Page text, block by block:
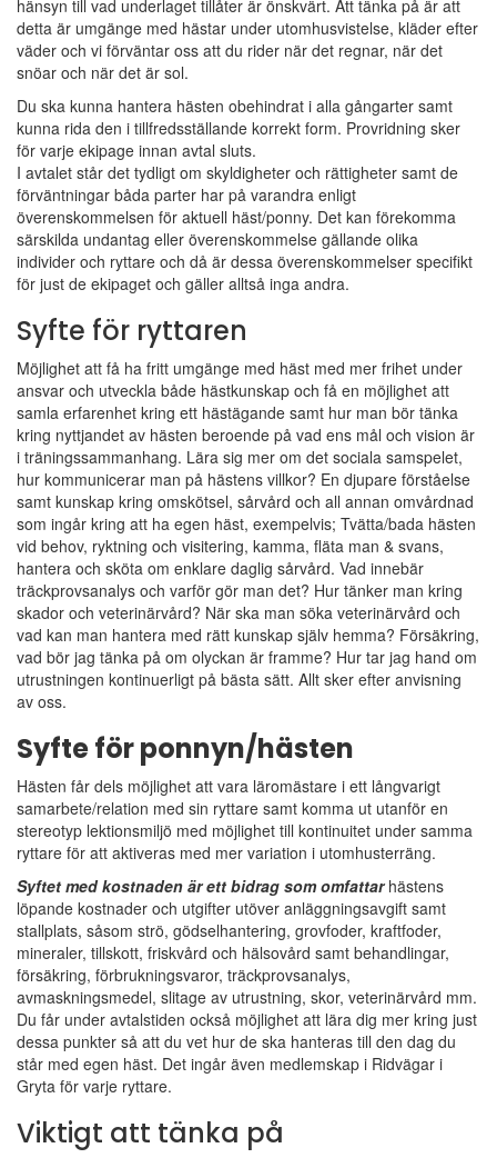
hänsyn till vad underlaget tillåter är önskvärt. Att tänka på är att
detta är umgänge med hästar under utomhusvistelse, kläder efter
väder och vi förväntar oss att du rider när det regnar, när det
snöar och när det är sol.
Du ska kunna hantera hästen obehindrat i alla gångarter samt
kunna rida den i tillfredsställande korrekt form. Provridning sker
för varje ekipage innan avtal sluts.
I avtalet står det tydligt om skyldigheter och rättigheter samt de
förväntningar båda parter har på varandra enligt
överenskommelsen för aktuell häst/ponny. Det kan förekomma
särskilda undantag eller överenskommelse gällande olika
individer och ryttare och då är dessa överenskommelser specifikt
för just de ekipaget och gäller alltså inga andra.
Syfte för ryttaren
Möjlighet att få ha fritt umgänge med häst med mer frihet under
ansvar och utveckla både hästkunskap och få en möjlighet att
samla erfarenhet kring ett hästägande samt hur man bör tänka
kring nyttjandet av hästen beroende på vad ens mål och vision är
i träningssammanhang. Lära sig mer om det sociala samspelet,
hur kommunicerar man på hästens villkor? En djupare förståelse
samt kunskap kring omskötsel, sårvård och all annan omvårdnad
som ingår kring att ha egen häst, exempelvis; Tvätta/bada hästen
vid behov, ryktning och visitering, kamma, fläta man & svans,
hantera och sköta om enklare daglig sårvård. Vad innebär
träckprovsanalys och varför gör man det? Hur tänker man kring
skador och veterinärvård? När ska man söka veterinärvård och
vad kan man hantera med rätt kunskap själv hemma? Försäkring,
vad bör jag tänka på om olyckan är framme? Hur tar jag hand om
utrustningen kontinuerligt på bästa sätt. Allt sker efter anvisning
av oss.
Syfte för ponnyn/hästen
Hästen får dels möjlighet att vara läromästare i ett långvarigt
samarbete/relation med sin ryttare samt komma ut utanför en
stereotyp lektionsmiljö med möjlighet till kontinuitet under samma
ryttare för att aktiveras med mer variation i utomhusterräng.
Syftet med kostnaden är ett bidrag som omfattarhästens
löpande kostnader och utgifter utöver anläggningsavgift samt
stallplats, såsom strö, gödselhantering, grovfoder, kraftfoder,
mineraler, tillskott, friskvård och hälsovård samt behandlingar,
försäkring, förbrukningsvaror, träckprovsanalys,
avmaskningsmedel, slitage av utrustning, skor, veterinärvård mm.
Du får under avtalstiden också möjlighet att lära dig mer kring just
dessa punkter så att du vet hur de ska hanteras till den dag du
står med egen häst. Det ingår även medlemskap i Ridvägar i
Gryta för varje ryttare.
Viktigt att tänka på